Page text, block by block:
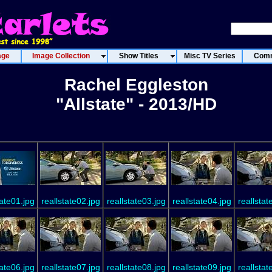
Image Collection Show Titles Misc TV Series
Rachel Eggleston
"Allstate" - 2013/HD
reallstate02.jpg reallstate03.jpg reallstate04.jpg
reallstate07.jpg reallstate08.jpg reallstate09.jpg